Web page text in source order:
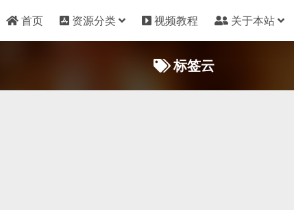
首页 资源分类 视频教程 关于本站
标签云